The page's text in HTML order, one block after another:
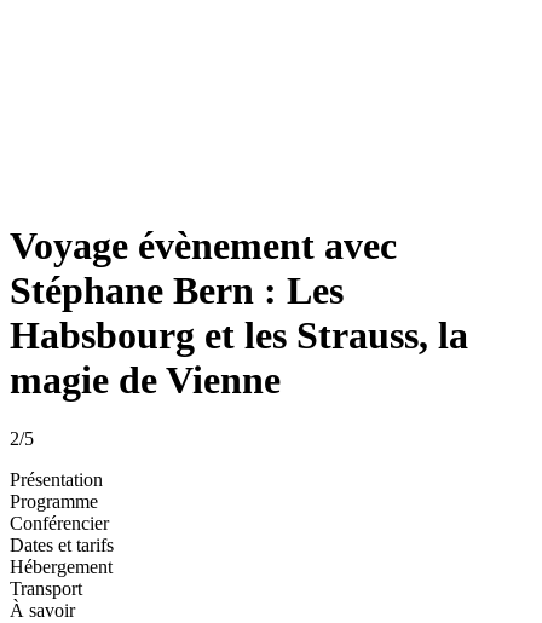
Voyage évènement avec
Stéphane Bern : Les
Habsbourg et les Strauss, la
magie de Vienne
2/5
Présentation
Programme
Conférencier
Dates et tarifs
Hébergement
Transport
À savoir